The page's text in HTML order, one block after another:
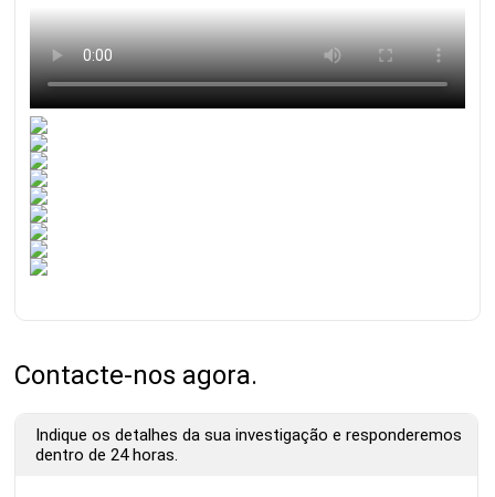
Contacte-nos agora.
Indique os detalhes da sua investigação e responderemos
dentro de 24 horas.